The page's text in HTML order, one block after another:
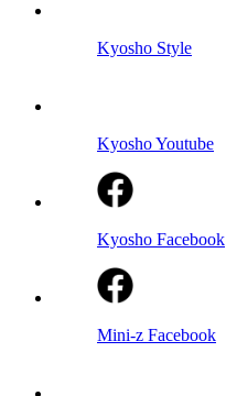
Kyosho Style
Kyosho Youtube
Kyosho Facebook
Mini-z Facebook